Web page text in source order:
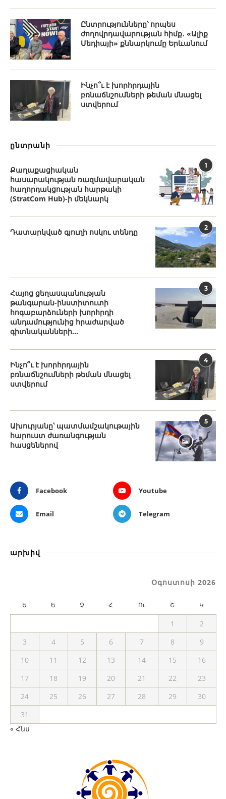
Ընտրությունները՝ որպես
ժողովրդավարության հիմք․ «Ալիք
Մեդիայի» քննարկումը Երևանում
Ինչո՞ւ է խորհրդային
բռնաճնշումների թեման մնացել
ստվերում
ընտրանի
1
Քաղաքացիական
հասարակության ռազմավարական
հաղորդակցության հարթակի
(StratCom Hub)-ի մեկնարկ
2
Դատարկված գյուղի ոսկու տենդը
3
Հայոց ցեղասպանության
թանգարան-ինստիտուտի
հոգաբարձուների խորհրդի
անդամությունից հրաժարված
գիտնականների...
4
Ինչո՞ւ է խորհրդային
բռնաճնշումների թեման մնացել
ստվերում
5
Ախուրյանը՝ պատմամշակութային
հարուստ ժառանգության
հասցեներով
Facebook Youtube
Email Telegram
արխիվ
Օգոստոսի 2026
Ե Ե Չ Հ Ու Շ Կ
1
2
3
4 5 6 7 8
9
10
11 12 13 14 15
16
17
18 19 20 21 22
23
24
25 26 27 28 29
30
31
« Հնս